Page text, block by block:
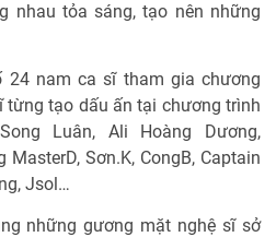
nhau tỏa sáng, tạo nên những
24 nam ca sĩ tham gia chương
từng tạo dấu ấn tại chương trình
Luân, Ali Hoàng Dương,
Sơn.K, CongB, Captain
Jsol…
những gương mặt nghệ sĩ sở